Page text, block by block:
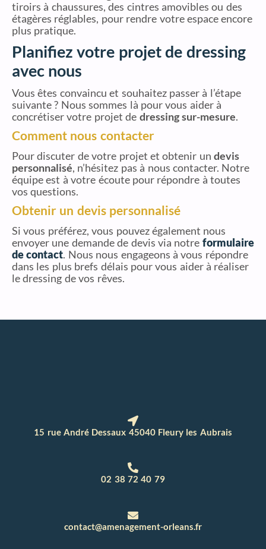
tiroirs à chaussures, des cintres amovibles ou des
étagères réglables, pour rendre votre espace encore
plus pratique.
Planifiez votre projet de dressing
avec nous
Vous êtes convaincu et souhaitez passer à l’étape
suivante ? Nous sommes là pour vous aider à
concrétiser votre projet de dressing sur-mesure.
Comment nous contacter
Pour discuter de votre projet et obtenir un devis
personnalisé, n’hésitez pas à nous contacter. Notre
équipe est à votre écoute pour répondre à toutes
vos questions.
Obtenir un devis personnalisé
Si vous préférez, vous pouvez également nous
envoyer une demande de devis via notre formulaire
de contact. Nous nous engageons à vous répondre
dans les plus brefs délais pour vous aider à réaliser
le dressing de vos rêves.
15 rue André Dessaux 45040 Fleury les Aubrais
02 38 72 40 79
contact@amenagement-orleans.fr